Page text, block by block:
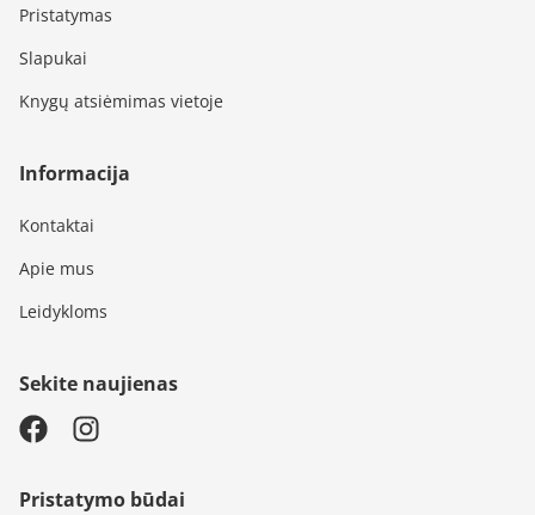
Pristatymas
Slapukai
Knygų atsiėmimas vietoje
Informacija
Kontaktai
Apie mus
Leidykloms
Sekite naujienas
Pristatymo būdai